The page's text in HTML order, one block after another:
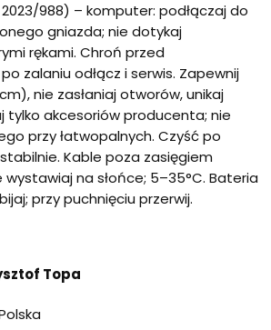
988) – komputer: podłączaj do
gniazda; nie dotykaj
rękami. Chroń przed
zalaniu odłącz i serwis. Zapewnij
nie zasłaniaj otworów, unikaj
tylko akcesoriów producenta; nie
przy łatwopalnych. Czyść po
Kable poza zasięgiem
na słońce; 5–35°C. Bateria
przy puchnięciu przerwij.
Topa